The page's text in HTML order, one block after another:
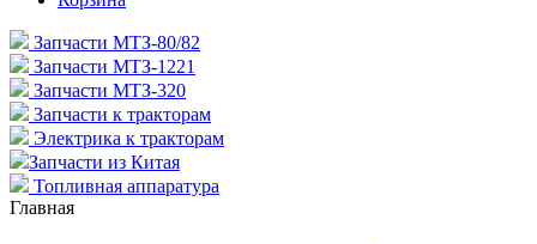
Запчасти МТЗ-80/82
Запчасти МТЗ-1221
Запчасти МТЗ-320
Запчасти к тракторам
Электрика к тракторам
Запчасти из Китая
Топливная аппаратура
Главная